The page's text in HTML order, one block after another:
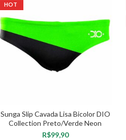
HOT
Sunga Slip Cavada Lisa Bicolor DIO
Collection Preto/Verde Neon
R$